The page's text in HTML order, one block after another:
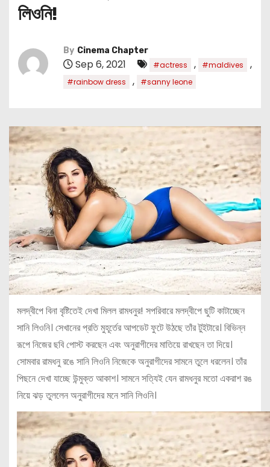
লিওনি!
By Cinema Chapter
Sep 6, 2021 #actress , #maldives ,
#rainbow dress , #sanny leone
মলদ্বীপে বিনা বৃষ্টিতেই দেখা মিলল রামধনুর! সপরিবারে মলদ্বীপে ছুটি কাটাচ্ছেন
সানি লিওনি। সেখানের প্রতি মুহূর্তের আপডেট ফুটে উঠছে তাঁর টুইটারে। বিভিন্ন
রূপে নিজের ছবি পোস্ট করছেন এবং অনুরাগীদের মাতিয়ে রাখছেন তা দিয়ে।
সোমবার রামধনু রঙে সানি লিওনি নিজেকে অনুরাগীদের সামনে তুলে ধরলেন। তাঁর
পিছনে দেখা যাচ্ছে উন্মুক্ত আকাশ। সামনে সত্যিই যেন রামধনুর মতো একরাশ রঙ
নিয়ে ঝড় তুললেন অনুরাগীদের মনে সানি লিওনি।